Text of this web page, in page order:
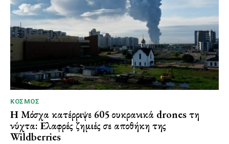
ΚΌΣΜΟΣ
Η Μόσχα κατέρριψε 605 ουκρανικά drones τη
νύχτα: Ελαφρές ζημιές σε αποθήκη της
Wildberries